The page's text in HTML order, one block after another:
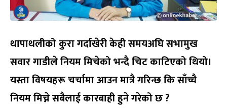
थापाथलीको कुरा गर्दाखेरी केही समयअघि सभामुख
सवार गाडीले नियम मिचेको भन्दै चिट काटिएको थियो।
यस्ता विषयहरू चर्चामा आउन मात्रै गरिन्छ कि साँच्चै
नियम मिच्ने सबैलाई कारबाही हुने गरेको छ ?